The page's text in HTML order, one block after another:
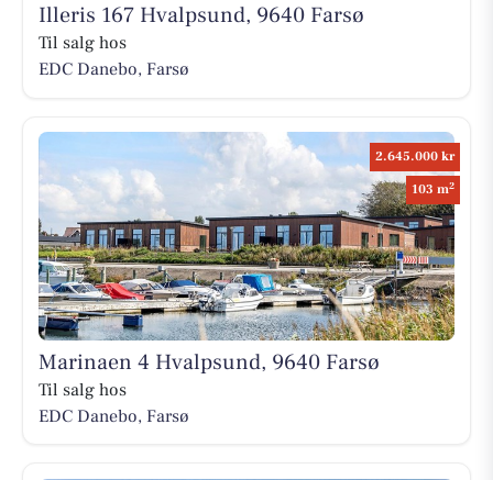
Illeris 167 Hvalpsund, 9640 Farsø
Til salg hos
EDC Danebo, Farsø
2.645.000 kr
103 m2
Marinaen 4 Hvalpsund, 9640 Farsø
Til salg hos
EDC Danebo, Farsø